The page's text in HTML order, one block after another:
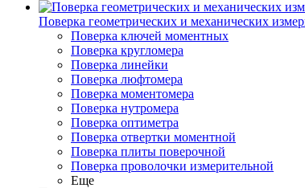
Поверка геометрических и механических
Поверка ключей моментных
Поверка кругломера
Поверка линейки
Поверка люфтомера
Поверка моментомера
Поверка нутромера
Поверка оптиметра
Поверка отвертки моментной
Поверка плиты поверочной
Поверка проволочки измерительной
Еще